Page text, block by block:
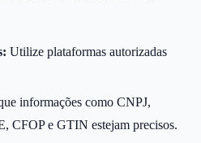
Utilize plataformas autorizadas
informações como CNPJ,
CFOP e GTIN estejam precisos.